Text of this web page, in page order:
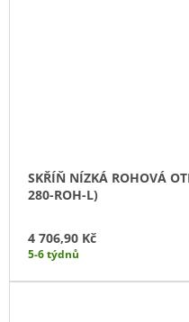
SKŘÍŇ NÍZKÁ ROHOVÁ
280-ROH-L)
4 706,90 Kč
5-6 týdnů